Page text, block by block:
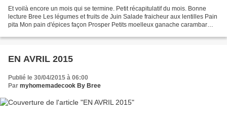
Et voilà encore un mois qui se termine. Petit récapitulatif du mois. Bonne
lecture Bree Les légumes et fruits de Juin Salade fraicheur aux lentilles Pain
pita Mon pain d'épices façon Prosper Petits moelleux ganache carambar
EN AVRIL 2015
Publié le 30/04/2015 à 06:00
Par myhomemadecook By Bree